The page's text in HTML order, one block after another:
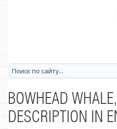
BOWHEAD
DESCRIPTION IN